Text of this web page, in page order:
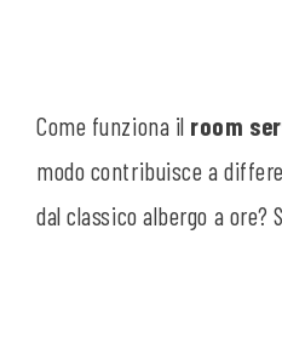
Come funziona il room
modo contribuisce a
dal classico albergo a ore?